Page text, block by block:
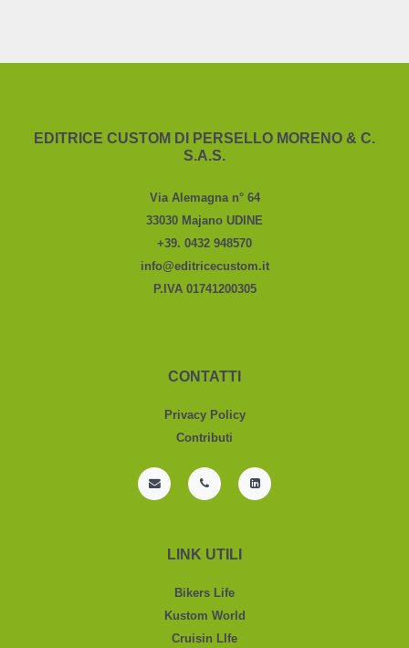
EDITRICE CUSTOM DI PERSELLO MORENO & C.
S.A.S.
Via Alemagna n° 64
33030 Majano UDINE
+39. 0432 948570
info@editricecustom.it
P.IVA 01741200305
CONTATTI
Privacy Policy
Contributi
LINK UTILI
Bikers Life
Kustom World
Cruisin LIfe